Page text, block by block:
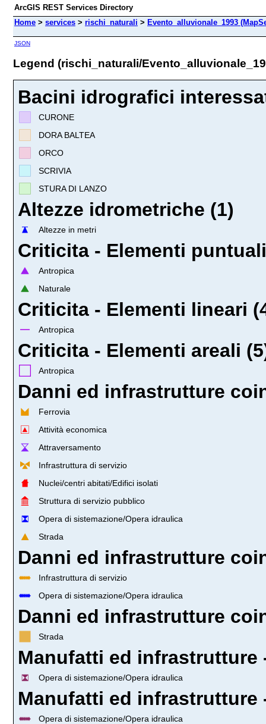
ArcGIS REST Services Directory
Home > services > rischi_naturali > Evento_alluvionale_1993
JSON
Legend (rischi_naturali/
Bacini idrografici
CURONE
DORA BALTEA
ORCO
SCRIVIA
STURA DI LANZO
Altezze idrometriche (1)
Altezze in metri
Criticita - Elementi
Antropica
Naturale
Criticita - Elementi lineari
Antropica
Criticita - Elementi areali
Antropica
Danni ed infrastrutture
Ferrovia
Attività economica
Attraversamento
Infrastruttura di servizio
Nuclei/centri abitati/Edifici isolati
Struttura di servizio pubblico
Opera di sistemazione/Opera idraulica
Strada
Danni ed infrastrutture
Infrastruttura di servizio
Opera di sistemazione/Opera idraulica
Danni ed infrastrutture
Strada
Manufatti ed infrastrutture
Opera di sistemazione/Opera idraulica
Manufatti ed infrastrutture
Opera di sistemazione/Opera idraulica